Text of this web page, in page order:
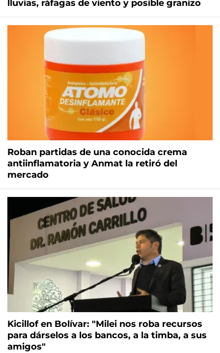
lluvias, ráfagas de viento y posible granizo
Roban partidas de una conocida crema
antiinflamatoria y Anmat la retiró del
mercado
Kicillof en Bolívar: "Milei nos roba recursos
para dárselos a los bancos, a la timba, a sus
amigos"